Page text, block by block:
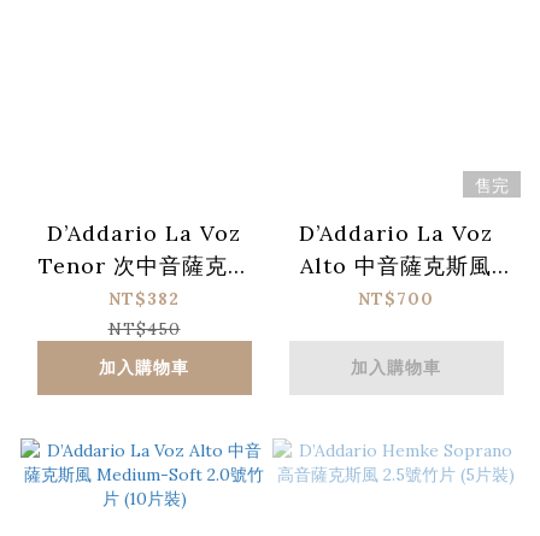
D’Addario La Voz
Tenor 次中音薩克斯
風 Medium-Soft 2.0
號竹片 (5片裝)
NT$382
NT$450
加入購物車
售完
D’Addario La Voz
Alto 中音薩克斯風
Medium 2.5號竹片
NT$700
加入購物車